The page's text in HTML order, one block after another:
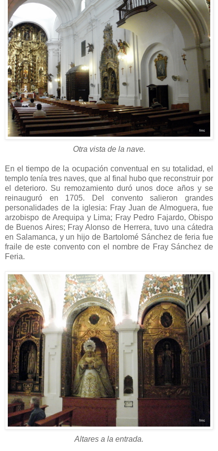
Otra vista de la nave.
En el tiempo de la ocupación conventual en su totalidad, el
templo tenía tres naves, que al final hubo que reconstruir por
el deterioro. Su remozamiento duró unos doce años y se
reinauguró en 1705. Del convento salieron grandes
personalidades de la iglesia: Fray Juan de Almoguera, fue
arzobispo de Arequipa y Lima; Fray Pedro Fajardo, Obispo
de Buenos Aires; Fray Alonso de Herrera, tuvo una cátedra
en Salamanca, y un hijo de Bartolomé Sánchez de feria fue
fraile de este convento con el nombre de Fray Sánchez de
Feria.
Altares a la entrada.